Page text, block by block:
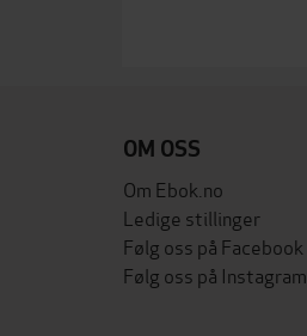
OM OSS
Om Ebok.no
Ledige stillinger
Følg oss på Facebook
Følg oss på Instagram